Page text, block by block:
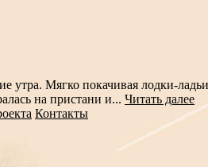
Мягко покачивая лодки-
на пристани и... Читать далее
Контакты